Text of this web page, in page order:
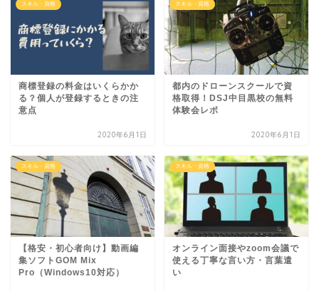
スキル・資格
商標登録の料金はいくらかか
る？個人が登録するときの注
意点
2020年6月1日
スキル・資格
都内のドローンスクールで資
格取得！DSJ中目黒校の無料
体験会レポ
2020年6月1日
スキル・資格
【格安・初心者向け】動画編
集ソフトGOM Mix
Pro（Windows10対応）
スキル・資格
オンライン面接やzoom会議で
使える丁寧な言い方・言葉遣
い